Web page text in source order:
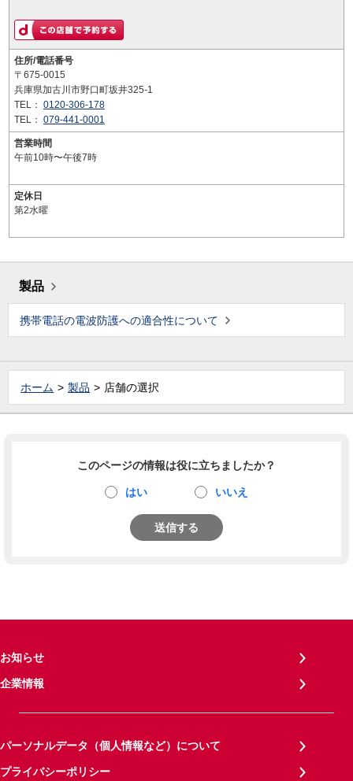
住所/電話番号
〒675-0015
兵庫県加古川市野口町坂井325-1
TEL： 0120-306-178
TEL： 079-441-0001
営業時間
午前10時〜午後7時
定休日
第2水曜
製品
携帯電話の電波防護への適合性について
ホーム 製品 店舗の選択
このページの情報は役に立ちましたか？
はい いいえ
送信する
お知らせ
企業情報
パーソナルデータ（個人情報など）について
プライバシーポリシー